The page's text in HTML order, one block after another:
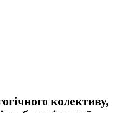
колективу,